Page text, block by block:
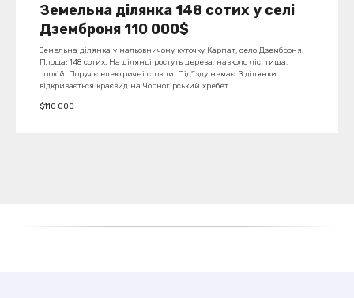
Земельна ділянка 148 сотих у селі
Дземброня 110 000$
Земельна ділянка у мальовничому куточку Карпат, село Дземброня.
Площа: 148 сотих. На ділянці ростуть дерева, навколо ліс, тиша,
спокій. Поруч є електричні стовпи. Під'їзду немає. З ділянки
відкривається краєвид на Чорногірський хребет.
$110 000